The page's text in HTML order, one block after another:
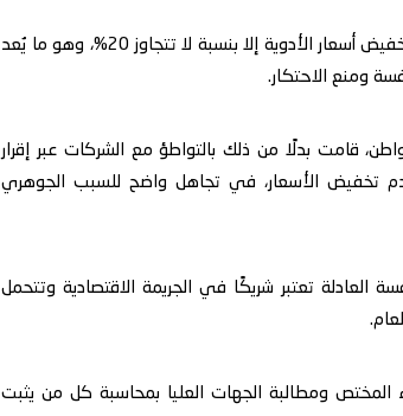
و بعد انخفاض سعر الصرف بنسبة 45%، لم تلتزم الشركات الدوائية بتخفيض أسعار الأدوية إلا بنسبة لا تتجاوز 20%، وهو ما يُعد
ومنع الاحتكار.
قامت بدلًا من ذلك بالتواطؤ مع الشركات عبر إقرار
عدم تخفيض الأسعار، في تجاهل واضح للسبب الجوهري
العادلة تعتبر شريكًا في الجريمة الاقتصادية وتتحمل
ومطالبة الجهات العليا بمحاسبة كل من يثبت